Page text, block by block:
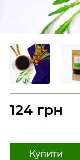
124 грн
Купити